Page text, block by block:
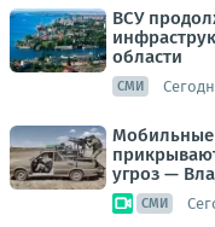
ВСУ
области
СМИ
Мобильные
угроз —
СМИ